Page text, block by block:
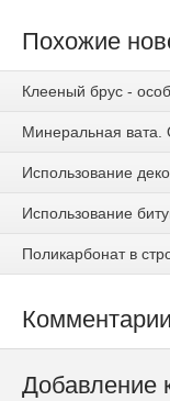
Похожие
Клееный брус -
Минеральная вата.
Использование
Использование
Поликарбонат в
Добавление